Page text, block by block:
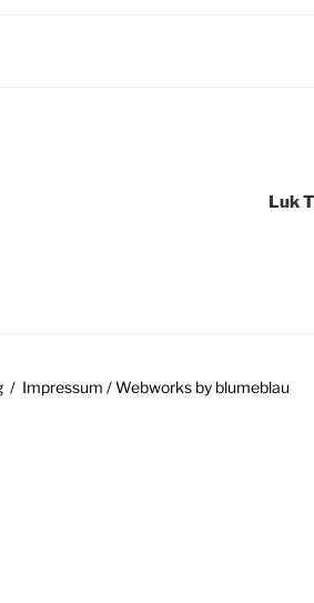
Luk
Impressum / Webworks by blumeblau